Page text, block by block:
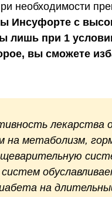
необходимости
Инсуфорте с
лишь при 1
вы сможете
лекарства
метаболизм,
на